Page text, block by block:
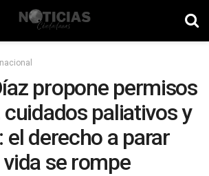
propone permisos
cuidados paliativos y
el derecho a parar
se rompe